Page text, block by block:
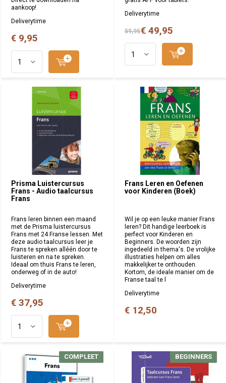
aankoop!
Deliverytime
€ 9,95
Deliverytime
59,95€ 49,95
Prisma Luistercursus
Frans - Audio taalcursus
Frans
Frans leren binnen een maand
met de Prisma luistercursus
Frans met 24 Franse lessen. Met
deze audio taalcursus leer je
Frans te spreken alléén door te
luisteren en na te spreken.
Ideaal om thuis Frans te leren,
onderweg of in de auto!
Deliverytime
€ 37,95
Frans Leren en Oefenen
voor Kinderen (Boek)
Wil je op een leuke manier Frans
leren? Dit handige leerboek is
perfect voor Kinderen en
Beginners. De woorden zijn
ingedeeld in thema's. De vrolijke
illustraties helpen om alles
makkelijker te onthouden.
Kortom, de ideale manier om de
Franse taal te l
Deliverytime
€ 12,50
COMPLEET
COMPLEET BEGINNERS
BEGINNERS